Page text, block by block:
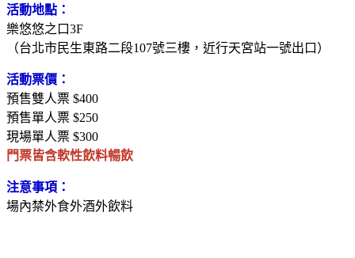
活動地點：
樂悠悠之口3F
（台北市民生東路二段107號三樓，近行天宮站一號出口）
活動票價：
預售雙人票 $400
預售單人票 $250
現場單人票 $300
門票皆含軟性飲料暢飲
注意事項：
場內禁外食外酒外飲料